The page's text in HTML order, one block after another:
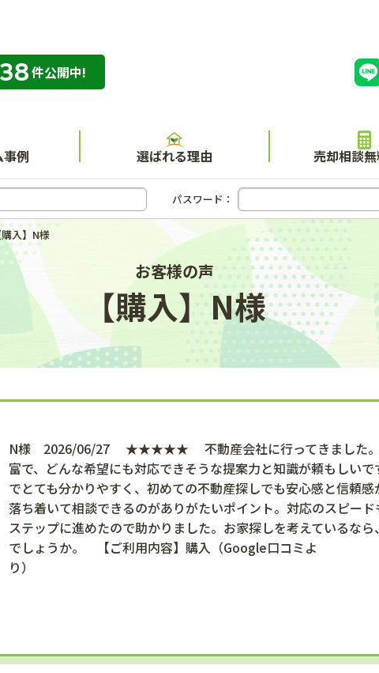
門店 ハウスネット不動産ガイド
件公開中!
事例 選ばれる理由 売却相談
パスワード：
購入】N様
お客様の声
【購入】N様
N様 2026/06/27 ★★★★★ 不動産会社に行ってきました。
富で、どんな希望にも対応できそうな提案力と知識が頼もしい
でとても分かりやすく、初めての不動産探しでも安心感と信頼
落ち着いて相談できるのがありがたいポイント。対応のスピー
ステップに進めたので助かりました。お家探しを考えているな
でしょうか。 【ご利用内容】購入（Google口コミよ
り